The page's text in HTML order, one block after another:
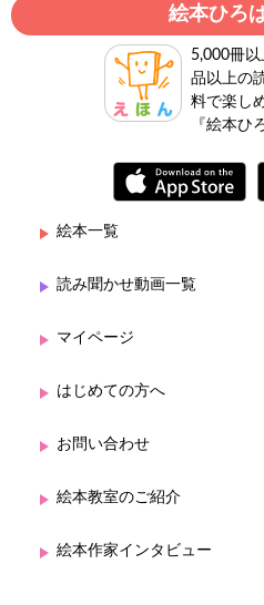
絵本ひろ
5,000冊
品以上の
料で楽し
『絵本ひ
絵本一覧
読み聞かせ動画一覧
マイページ
はじめての方へ
お問い合わせ
絵本教室のご紹介
絵本作家インタビュー